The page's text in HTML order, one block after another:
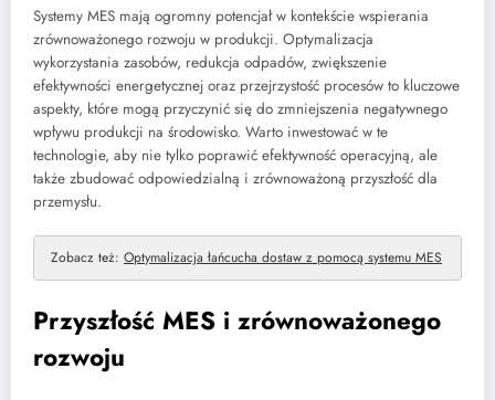
Systemy MES mają ogromny potencjał w kontekście wspierania
zrównoważonego rozwoju w produkcji. Optymalizacja
wykorzystania zasobów, redukcja odpadów, zwiększenie
efektywności energetycznej oraz przejrzystość procesów to kluczowe
aspekty, które mogą przyczynić się do zmniejszenia negatywnego
wpływu produkcji na środowisko. Warto inwestować w te
technologie, aby nie tylko poprawić efektywność operacyjną, ale
także zbudować odpowiedzialną i zrównoważoną przyszłość dla
przemysłu.
Zobacz też: Optymalizacja łańcucha dostaw z pomocą systemu MES
Przyszłość MES i zrównoważonego
rozwoju